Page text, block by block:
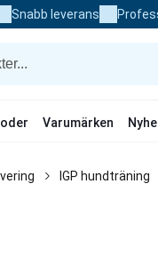
Snabb leverans
Varumärken
IGP hundträning